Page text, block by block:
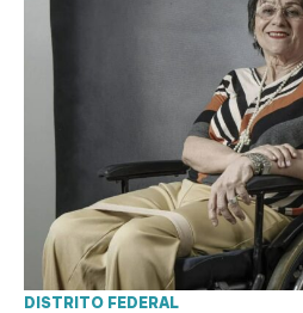
DISTRITO FEDERAL